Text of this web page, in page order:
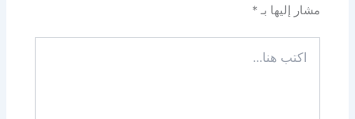
مشار إليها بـ*
هنا...